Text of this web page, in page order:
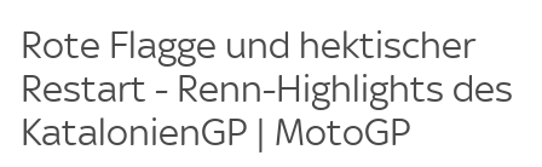
Rote Flagge und hektischer
Restart - Renn-Highlights des
KatalonienGP | MotoGP